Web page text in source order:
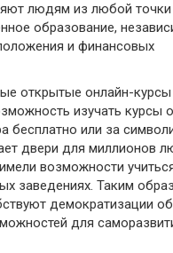
людям из любой
образование,
и финансовых
открытые онлайн-курсы
изучать курсы
бесплатно или за
двери для миллионов
возможности
заведениях. Таким
демократизации
для